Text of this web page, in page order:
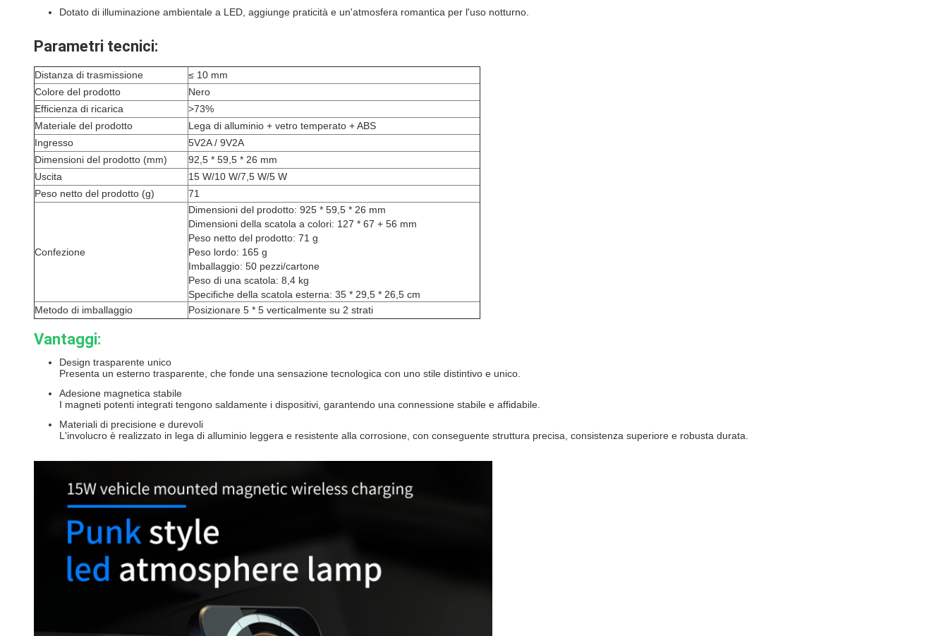
Dotato di illuminazione ambientale a LED, aggiunge praticità e un'atmosfera romantica per l'uso notturno.
Parametri tecnici:
Distanza di trasmissione
≤ 10 mm
Colore del prodotto
Nero
Efficienza di ricarica
>73%
Materiale del prodotto
Lega di alluminio + vetro temperato + ABS
Ingresso
5V2A / 9V2A
Dimensioni del prodotto (mm)
92,5 * 59,5 * 26 mm
Uscita
15 W/10 W/7,5 W/5 W
Peso netto del prodotto (g)
71
Confezione
Dimensioni del prodotto: 925 * 59,5 * 26 mm
Dimensioni della scatola a colori: 127 * 67 + 56 mm
Peso netto del prodotto: 71 g
Peso lordo: 165 g
Imballaggio: 50 pezzi/cartone
Peso di una scatola: 8,4 kg
Specifiche della scatola esterna: 35 * 29,5 * 26,5 cm
Metodo di imballaggio
Posizionare 5 * 5 verticalmente su 2 strati
Vantaggi:
Design trasparente unico
Presenta un esterno trasparente, che fonde una sensazione tecnologica con uno stile distintivo e unico.
Adesione magnetica stabile
I magneti potenti integrati tengono saldamente i dispositivi, garantendo una connessione stabile e affidabile.
Materiali di precisione e durevoli
L'involucro è realizzato in lega di alluminio leggera e resistente alla corrosione, con conseguente struttura precisa, consistenza superiore e robusta durata.